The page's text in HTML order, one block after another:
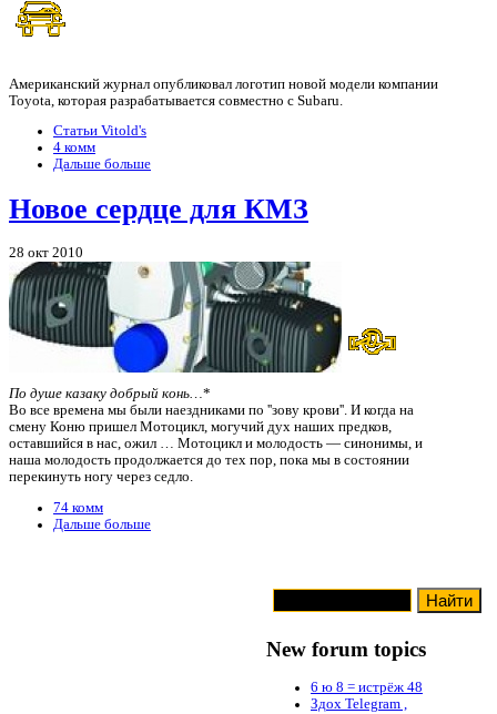
Американский журнал опубликовал логотип новой модели компании
Toyota, которая разрабатывается совместно с Subaru.
Статьи Vitold's
4 комм
Дальше больше
Новое сердце для КМЗ
28 окт 2010
По душе казаку добрый конь…*
Во все времена мы были наездниками по ''зову крови''. И когда на
смену Коню пришел Мотоцикл, могучий дух наших предков,
оставшийся в нас, ожил … Мотоцикл и молодость — синонимы, и
наша молодость продолжается до тех пор, пока мы в состоянии
перекинуть ногу через седло.
74 комм
Дальше больше
New forum topics
6 ю 8 = истрёж 48
Здох Telegram ,